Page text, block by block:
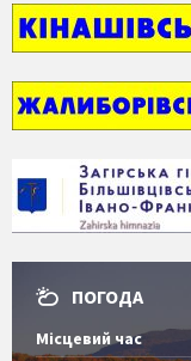
ПОГОДА
Місцевий час